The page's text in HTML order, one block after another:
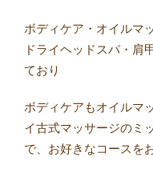
ボディケア・オイルマ
ドライヘッドスパ・肩
ており
ボディケアもオイルマ
イ古式マッサージのミ
で、お好きなコースを